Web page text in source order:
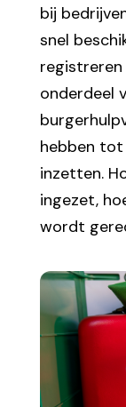
bij
snel
registreren
onderdeel
hebben tot
inzetten.
ingezet,
wordt